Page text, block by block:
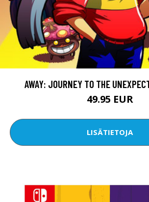
AWAY: JOURNEY TO THE
49.95 EUR
LISÄTIETOJA